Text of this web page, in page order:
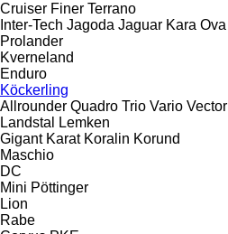
Cruiser Finer Terrano
Inter-Tech Jagoda Jaguar Kara Ova
Prolander
Kverneland
Enduro
Köckerling
Allrounder Quadro Trio Vario Vector
Landstal
Lemken
Gigant Karat Koralin Korund
Maschio
DC
Mini Pöttinger
Lion
Rabe